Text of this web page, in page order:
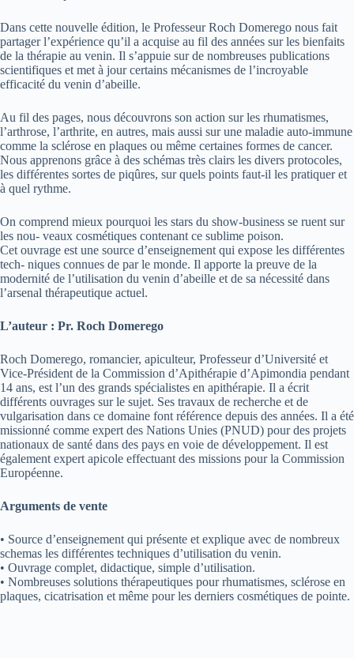
Dans cette nouvelle édition, le Professeur Roch Domerego nous fait
partager l’expérience qu’il a acquise au fil des années sur les bienfaits
de la thérapie au venin. Il s’appuie sur de nombreuses publications
scientifiques et met à jour certains mécanismes de l’incroyable
efficacité du venin d’abeille.
Au fil des pages, nous découvrons son action sur les rhumatismes,
l’arthrose, l’arthrite, en autres, mais aussi sur une maladie auto-immune
comme la sclérose en plaques ou même certaines formes de cancer.
Nous apprenons grâce à des schémas très clairs les divers protocoles,
les différentes sortes de piqûres, sur quels points faut-il les pratiquer et
à quel rythme.
On comprend mieux pourquoi les stars du show-business se ruent sur
les nou- veaux cosmétiques contenant ce sublime poison.
Cet ouvrage est une source d’enseignement qui expose les différentes
tech- niques connues de par le monde. Il apporte la preuve de la
modernité de l’utilisation du venin d’abeille et de sa nécessité dans
l’arsenal thérapeutique actuel.
L’auteur : Pr. Roch Domerego
Roch Domerego, romancier, apiculteur, Professeur d’Université et
Vice-Président de la Commission d’Apithérapie d’Apimondia pendant
14 ans, est l’un des grands spécialistes en apithérapie. Il a écrit
différents ouvrages sur le sujet. Ses travaux de recherche et de
vulgarisation dans ce domaine font référence depuis des années. Il a été
missionné comme expert des Nations Unies (PNUD) pour des projets
nationaux de santé dans des pays en voie de développement. Il est
également expert apicole effectuant des missions pour la Commission
Européenne.
Arguments de vente
• Source d’enseignement qui présente et explique avec de nombreux
schemas les différentes techniques d’utilisation du venin.
• Ouvrage complet, didactique, simple d’utilisation.
• Nombreuses solutions thérapeutiques pour rhumatismes, sclérose en
plaques, cicatrisation et même pour les derniers cosmétiques de pointe.